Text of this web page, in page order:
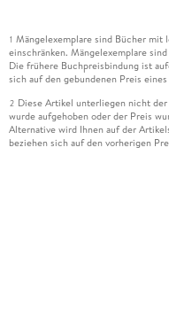
1 Mängelexemplare sind Bücher mit
einschränken. Mängelexemplare
Die frühere Buchpreisbindung ist
sich auf den gebundenen Preis
2 Diese Artikel unterliegen nicht
wurde aufgehoben oder der Preis
Alternative wird Ihnen auf der
beziehen sich auf den vorherigen